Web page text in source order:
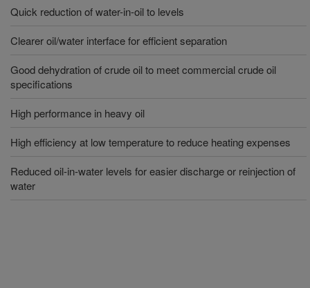
Quick reduction of water-in-oil to levels
Clearer oil/water interface for efficient separation
Good dehydration of crude oil to meet commercial crude oil
specifications
High performance in heavy oil
High efficiency at low temperature to reduce heating expenses
Reduced oil-in-water levels for easier discharge or reinjection of
water